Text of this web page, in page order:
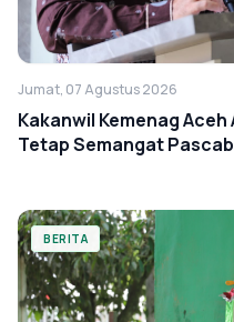
Jumat, 07 Agustus 2026
Kakanwil Kemenag Aceh
Tetap Semangat
BERITA